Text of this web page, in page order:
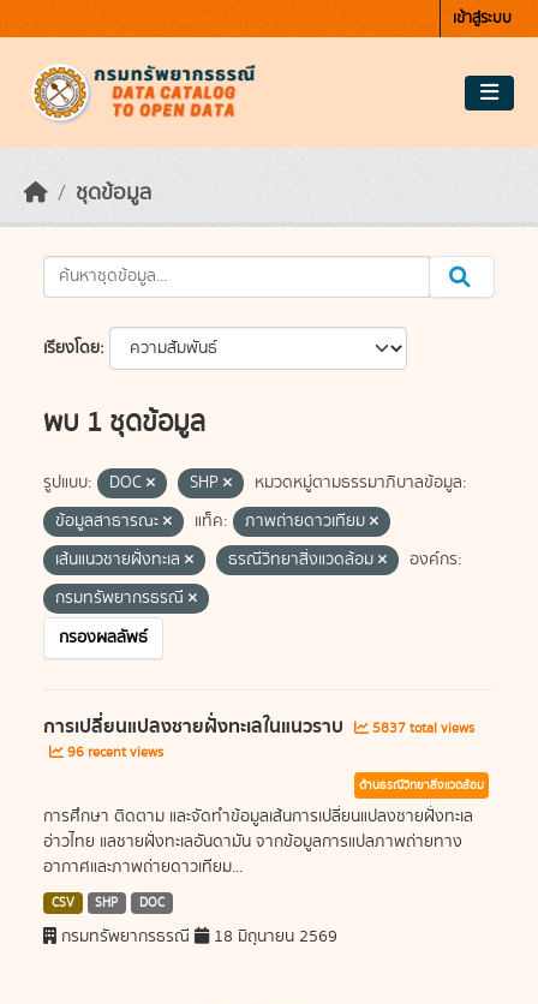
เข้าสู่ระบบ
ชุดข้อมูล
เรียงโดย
พบ 1 ชุดข้อมูล
รูปแบบ: DOC SHP
หมวดหมู่ตามธรรมาภิบาลข้อมูล:
ข้อมูลสาธารณะ
แท็ค:
ภาพถ่ายดาวเทียม
เส้นแนวชายฝั่งทะเล
ธรณีวิทยาสิ่งแวดล้อม
องค์กร:
กรมทรัพยากรธรณี
กรองผลลัพธ์
การเปลี่ยนแปลงชายฝั่งทะเลในแนวราบ
5837 total views
96 recent views
ด้านธรณีวิทยาสิ่งแวดล้อม
การศึกษา ติดตาม และจัดทำข้อมูลเส้นการเปลี่ยนแปลงชายฝั่งทะเล
อ่าวไทย แลชายฝั่งทะเลอันดามัน จากข้อมูลการแปลภาพถ่ายทาง
อากาศและภาพถ่ายดาวเทียม...
CSV SHP DOC
กรมทรัพยากรธรณี 18 มิถุนายน 2569